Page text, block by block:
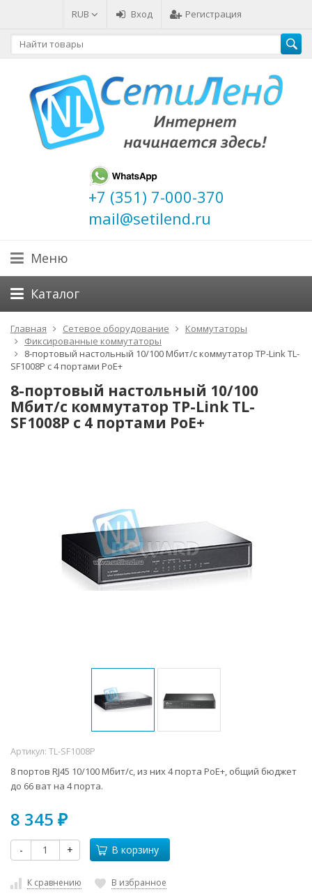
RUB Вход Регистрация
+7 (351) 7-000-370
mail@setilend.ru
Меню
Каталог
Главная Сетевое оборудование
Коммутаторы
Фиксированные коммутаторы
8-портовый настольный 10/100 Мбит/с коммутатор TP-Link TL-
SF1008P с 4 портами PoE+
8-портовый настольный 10/100
Мбит/с коммутатор TP-Link TL-
SF1008P с 4 портами PoE+
Артикул: TL-SF1008P
8 портов RJ45 10/100 Мбит/с, из них 4 порта PoE+, общий бюджет
до 66 ват на 4 порта.
8 345 ₽
- + В корзину
К сравнению В избранное